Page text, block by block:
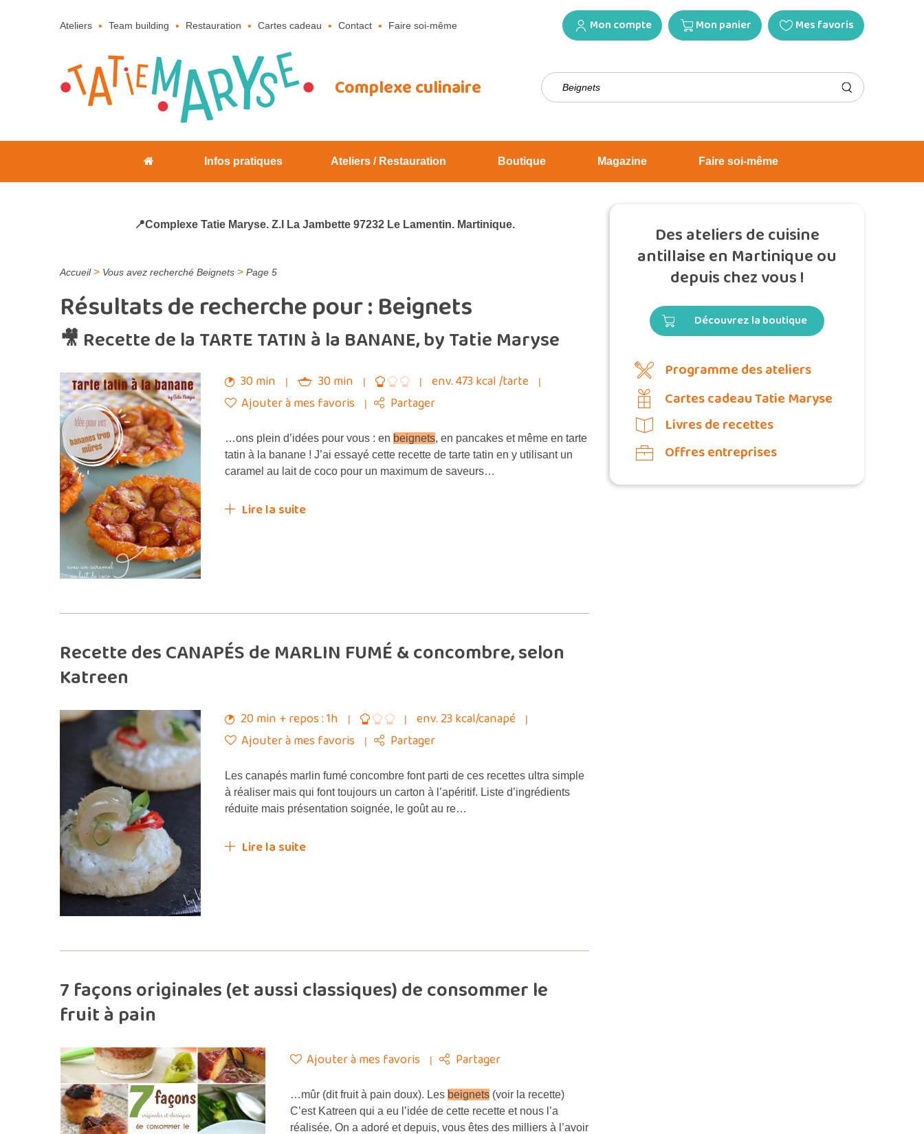
Ateliers Team building Restauration Cartes cadeau Contact Faire soi-même Mon compte Mon panier Mes favoris
Complexe culinaire Rechercher :
Infos pratiques Ateliers / Restauration Boutique Magazine Faire soi-même
📍Complexe Tatie Maryse. Z.I La Jambette 97232 Le Lamentin. Martinique.
Accueil> Vous avez recherché Beignets > Page 5
Résultats de recherche pour :Beignets
🎥 Recette de la TARTE TATIN à la BANANE, by Tatie Maryse
30 min 30 min
env. 473 kcal /tarte
Ajouter à mes favoris
Partager
…ons plein d’idées pour vous : en beignets, en pancakes et même en tarte
tatin à la banane ! J’ai essayé cette recette de tarte tatin en y utilisant un
caramel au lait de coco pour un maximum de saveurs…
Lire la suite
Recette des CANAPÉS de MARLIN FUMÉ & concombre, selon
Katreen
20 min + repos : 1h
env. 23 kcal/canapé
Ajouter à mes favoris
Partager
Les canapés marlin fumé concombre font parti de ces recettes ultra simple
à réaliser mais qui font toujours un carton à l’apéritif. Liste d’ingrédients
réduite mais présentation soignée, le goût au re…
Lire la suite
7 façons originales (et aussi classiques) de consommer le
fruit à pain
Ajouter à mes favoris Partager
…mûr (dit fruit à pain doux). Les beignets (voir la recette)
C’est Katreen qui a eu l’idée de cette recette et nous l’a
réalisée. On a adoré et depuis, vous êtes des milliers à l’avoir
Des ateliers de cuisine
antillaise en Martinique ou
depuis chez vous !
Découvrez la boutique
Programme des ateliers
Cartes cadeau Tatie Maryse
Livres de recettes
Offres entreprises